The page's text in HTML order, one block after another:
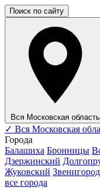
Поиск по сайту
Вся Московская область
✓ Вся Московская
Города
Балашиха Бронницы
Дзержинский
Жуковский Звенигород
все города